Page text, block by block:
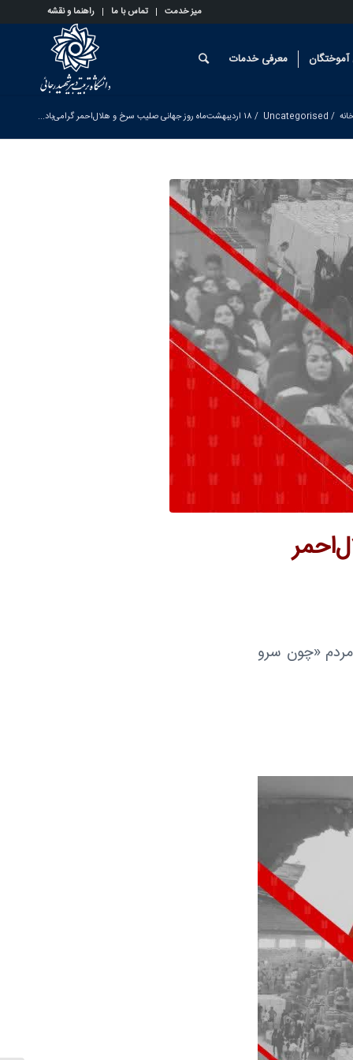
میز خدمت تماس با ما راهنما و نقشه
معرفی خدمات
خانه /
Uncategorised
/ ۱۸ اردیبهشت‌ماه روز جهانی صلیب سرخ و هلال‌احمر گرامی‌باد...
«چون سرو